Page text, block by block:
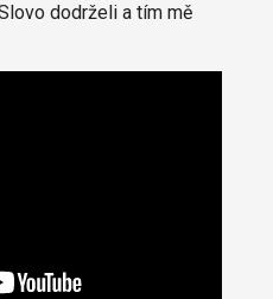
dodrželi a tím mě